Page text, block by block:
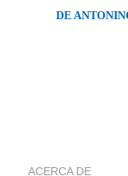
DE
ACERCA DE